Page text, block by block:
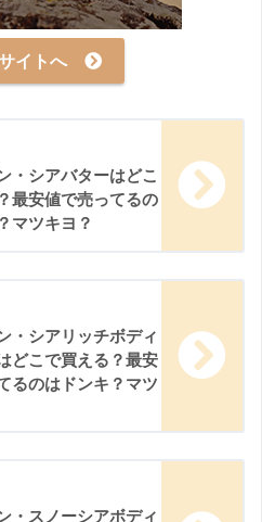
イトへ
・シアバターはどこ
最安値で売ってるの
マツキヨ？
・シアリッチボディ
どこで買える？最安
るのはドンキ？マツ
・スノーシアボディ